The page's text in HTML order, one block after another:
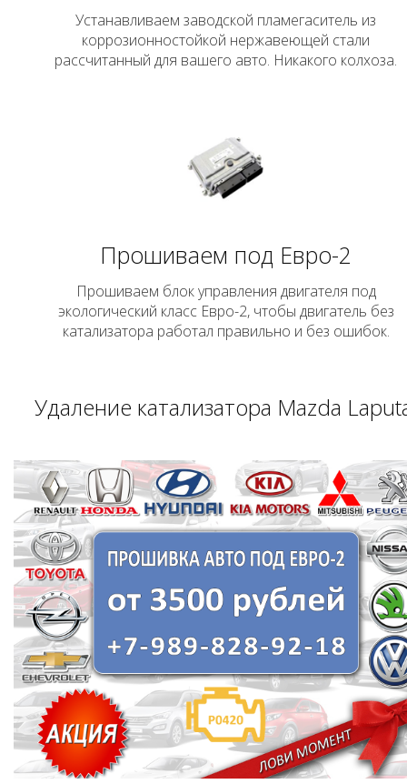
Устанавливаем заводской пламегаситель из
коррозионностойкой нержавеющей стали
рассчитанный для вашего авто. Никакого колхоза.
Прошиваем под Евро-2
Прошиваем блок управления двигателя под
экологический класс Евро-2, чтобы двигатель без
катализатора работал правильно и без ошибок.
Удаление катализатора Mazda